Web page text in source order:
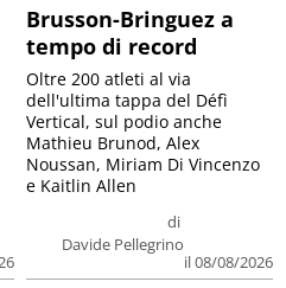
Brusson-Bringuez a
tempo di record
di
Davide Pellegrino
il 08/08/2026
Oltre 200 atleti al via
dell'ultima tappa del Défì
Vertical, sul podio anche
Mathieu Brunod, Alex
Noussan, Miriam Di Vincenzo
e Kaitlin Allen